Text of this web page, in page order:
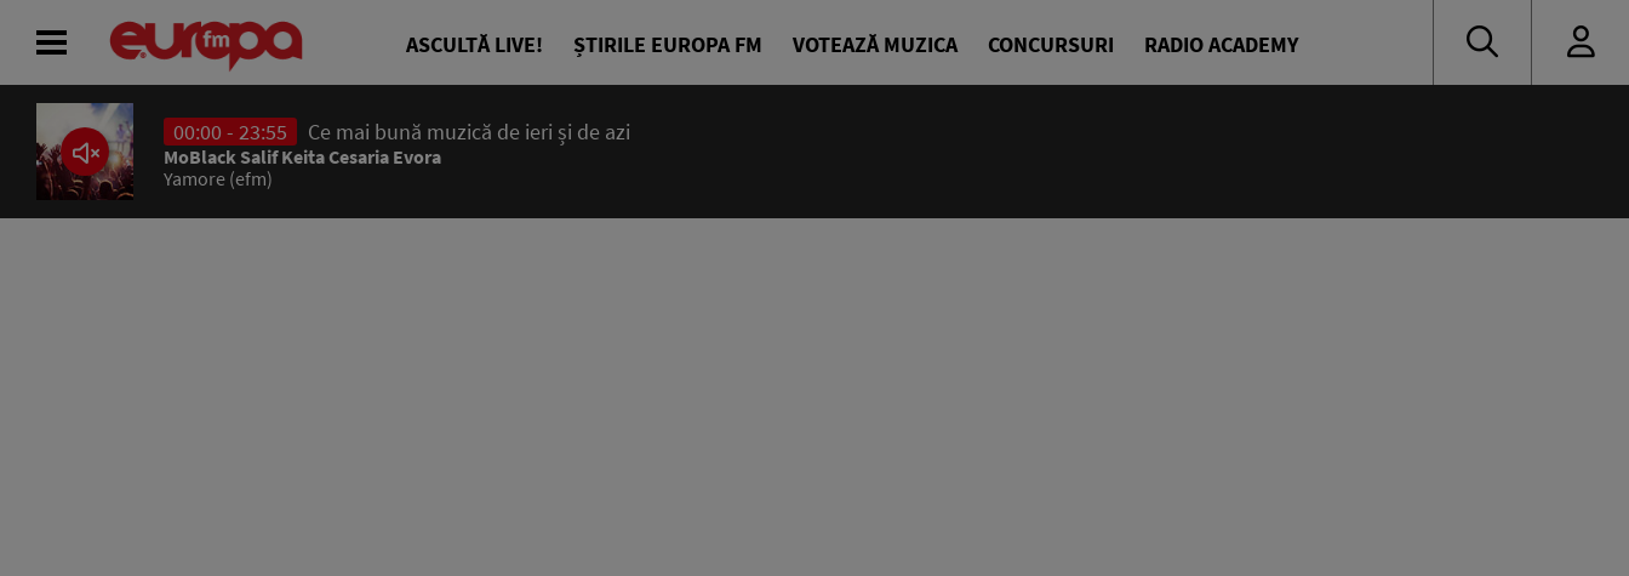
ASCULTĂ LIVE! ȘTIRILE EUROPA FM VOTEAZĂ MUZICA CONCURSURI RADIO ACADEMY
00:00 - 23:55 Ce mai bună muzică de ieri și de azi
MoBlack Salif Keita Cesaria Evora
Yamore (efm)
ACASĂ
ȘTIRI